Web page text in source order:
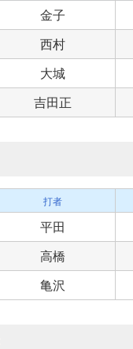
金子
西村
大城
吉田正
打者
平田
高橋
亀沢